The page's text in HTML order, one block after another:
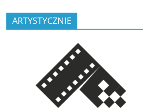
ARTYSTYCZNIE